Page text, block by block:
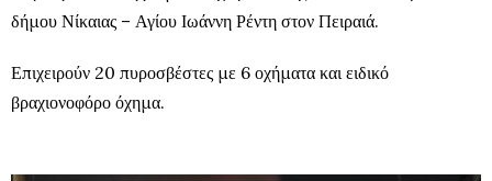
δήμου Νίκαιας – Αγίου Ιωάννη Ρέντη στον Πειραιά.
Επιχειρούν 20 πυροσβέστες με 6 οχήματα και ειδικό
βραχιονοφόρο όχημα.